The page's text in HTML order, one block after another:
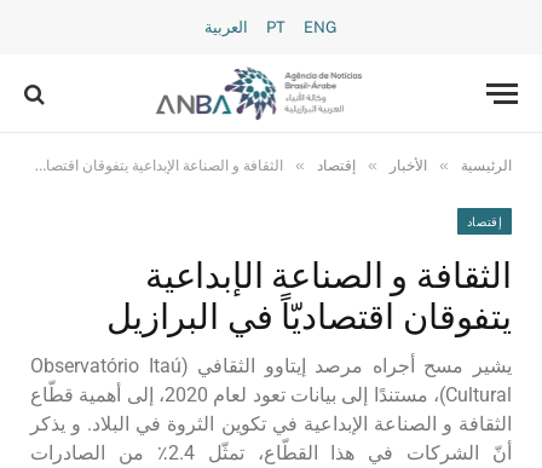
PT ENG العربية
الرئيسية » الأخبار » إقتصاد » الثقافة و الصناعة الإبداعية يتفوقان اقتصاديّاً في البرازيل
إقتصاد
الثقافة و الصناعة الإبداعية
يتفوقان اقتصاديّاً في البرازيل
يشير مسح أجراه مرصد إيتاوو الثقافي (Observatório Itaú
Cultural)، مستندًا إلى بيانات تعود لعام 2020، إلى أهمية قطّاع
الثقافة و الصناعة الإبداعية في تكوين الثروة في البلاد. و يذكر
أنّ الشركات في هذا القطّاع، تمثّل 2.4٪ من الصادرات